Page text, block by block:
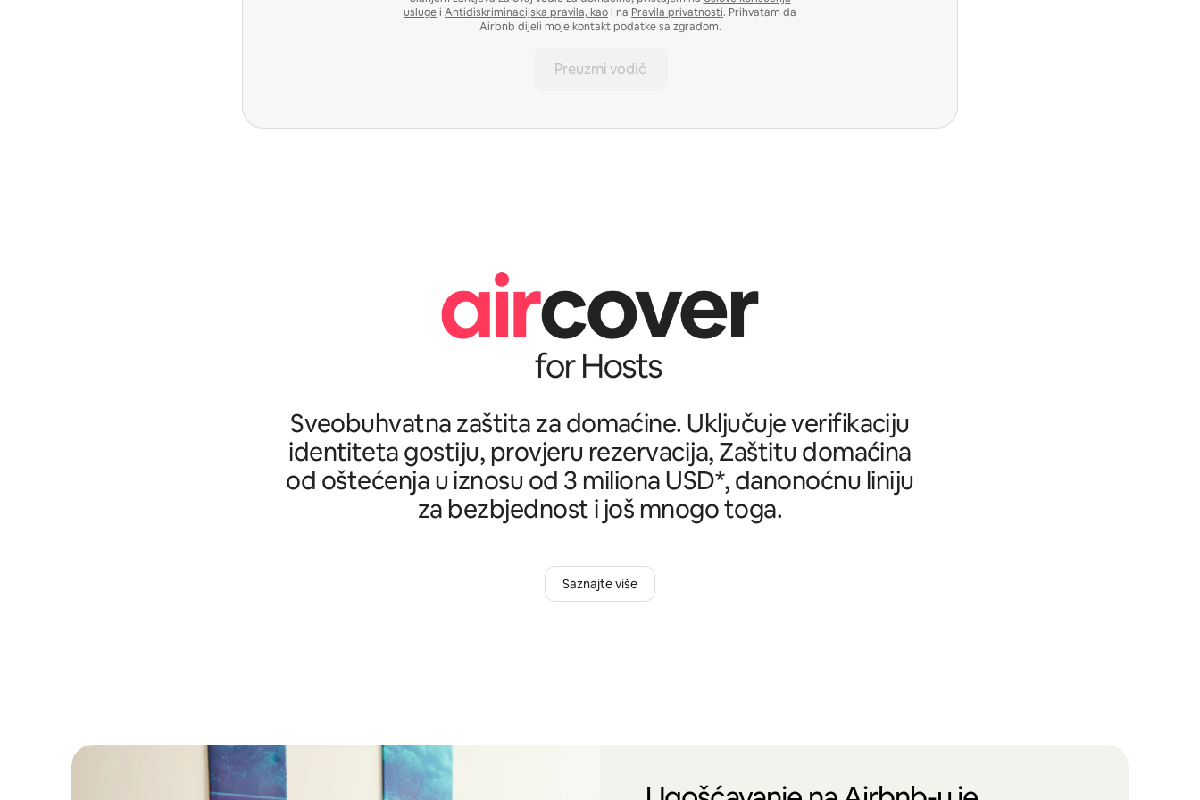
uslugei Antidiskriminacijska pravila, kaoi na Pravila privatnosti. Prihvatam da
Airbnb dijeli moje kontakt podatke sa zgradom.
Preuzmi vodič
Sveobuhvatna zaštita za domaćine. Uključuje verifikaciju
identiteta gostiju, provjeru rezervacija, Zaštitu domaćina
od oštećenja u iznosu od 3 miliona USD*, danonoćnu liniju
za bezbjednost i još mnogo toga.
Saznajte više